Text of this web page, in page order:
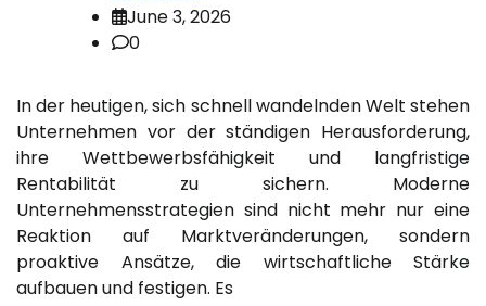
June 3, 2026
0
In der heutigen, sich schnell wandelnden Welt stehen
Unternehmen vor der ständigen Herausforderung,
ihre Wettbewerbsfähigkeit und langfristige
Rentabilität zu sichern. Moderne
Unternehmensstrategien sind nicht mehr nur eine
Reaktion auf Marktveränderungen, sondern
proaktive Ansätze, die wirtschaftliche Stärke
aufbauen und festigen. Es